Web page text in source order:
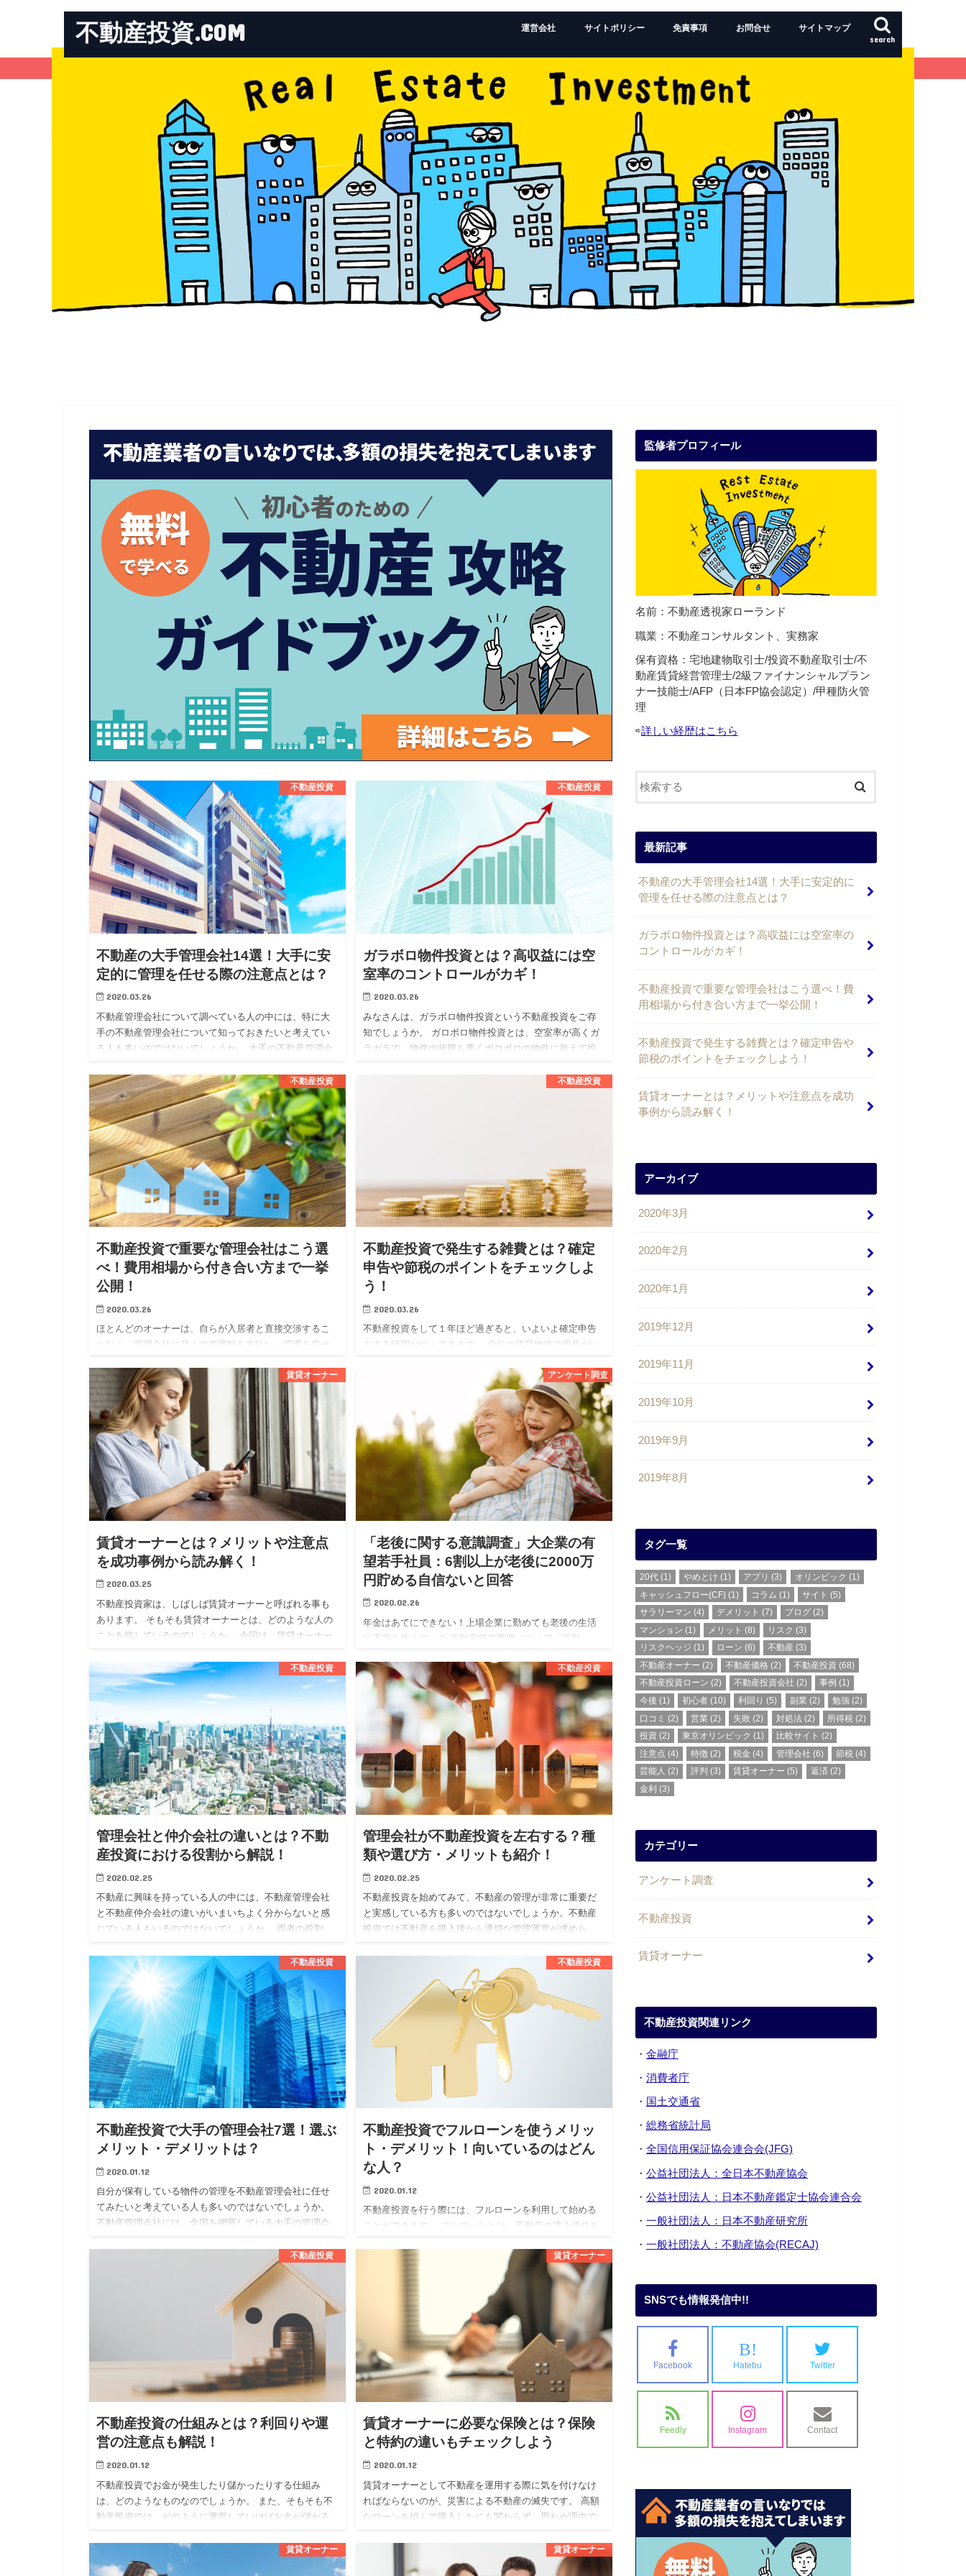
不動産投資.COM search
運営会社 サイトポリシー 免責事項 お問合せ サイトマップ
不動産投資
不動産の大手管理会社14選！大手に安
定的に管理を任せる際の注意点とは？
2020.03.26
不動産管理会社について調べている人の中には、特に大
手の不動産管理会社について知っておきたいと考えてい
る人も多いのではないでしょうか。 大手の不動産管理会
ービスを期待する事…
不動産投資
ガラボロ物件投資とは？高収益には空
室率のコントロールがカギ！
2020.03.26
みなさんは、ガラボロ物件投資という不動産投資をご存
知でしょうか。 ガロボロ物件投資とは、空室率が高くガ
ラガラで、物件の状態も悪くボロボロの物件に敢えて投
不動産投資
不動産投資で重要な管理会社はこう選
べ！費用相場から付き合い方まで一挙
公開！
2020.03.26
ほとんどのオーナーは、自らが入居者と直接交渉するこ
となく、管理会社に月々の管理料を支払い、管理を任せ
とで専門家に任せられる安心感が得られ、賃貸経営にか
かる勉強や労力を軽…
不動産投資
不動産投資で発生する雑費とは？確定
申告や節税のポイントをチェックしよ
う！
2020.03.26
不動産投資をして１年ほど過ぎると、いよいよ確定申告
をする時期がやってきます。 自分の賃貸物件で収益がい
か、初めての場合は特に分からないこともあるかと思い
賃貸オーナー
賃貸オーナーとは？メリットや注意点
を成功事例から読み解く！
2020.03.25
不動産投資家は、しばしば賃貸オーナーと呼ばれる事も
あります。 そもそも賃貸オーナーとは、どのような人の
ことを指しているのでしょうか。 今回は、賃貸オーナー
ます。 賃貸オー…
アンケート調査
「老後に関する意識調査」大企業の有
望若手社員：6割以上が老後に2000万
円貯める自信ないと回答
2020.02.26
年金はあてにできない！上場企業に勤めても老後の生活
に不安を抱えている 不動産投資専門メディア「不動
藤 剛、本社：東京都渋谷区）は、上場企業勤続3年目以
上の20代男…
不動産投資
管理会社と仲介会社の違いとは？不動
産投資における役割から解説！
2020.02.25
不動産に興味を持っている人の中には、不動産管理会社
と不動産仲介会社の違いがいまいちよく分からないと感
じている人もいるのではないでしょうか。 両者の役割
す。 今回は、そんな不…
不動産投資
管理会社が不動産投資を左右する？種
類や選び方・メリットも紹介！
2020.02.25
不動産投資を始めてみて、不動産の管理が非常に重要だ
と実感している方も多いのではないでしょうか。不動産
投資では不動産を購入後から適切な管理運営が求めら
不動産投資
不動産投資で大手の管理会社7選！選ぶ
メリット・デメリットは？
2020.01.12
自分が保有している物件の管理を不動産管理会社に任せ
てみたいと考えている人も多いのではないでしょうか。
不動産管理会社には、全国を網羅している大手の管理会
不動産投資
不動産投資でフルローンを使うメリッ
ト・デメリット！向いているのはどん
な人？
2020.01.12
不動産投資を行う際には、フルローンを利用して始める
ことができます。 フルローンとは、不動産の購入価格を
ものです。 不動産投資を始めたい人の中には、フルロー
不動産投資
不動産投資の仕組みとは？利回りや運
営の注意点も解説！
2020.01.12
不動産投資でお金が発生したり儲かったりする仕組み
は、どのようなものなのでしょうか。 また、そもそも不
動産投資では、どのように運営していけばお金が儲かる
賃貸オーナー
賃貸オーナーに必要な保険とは？保険
と特約の違いもチェックしよう
2020.01.12
賃貸オーナーとして不動産を運用する際に気を付けなけ
ればならないのが、災害による不動産の滅失です。 高額
なローンを組んで購入したにも関わらず、思わぬ理由で
賃貸オーナー 賃貸オーナー
監修者プロフィール
名前：不動産透視家ローランド
職業：不動産コンサルタント、実務家
保有資格：宅地建物取引士/投資不動産取引士/不
動産賃貸経営管理士/2級ファイナンシャルプラン
ナー技能士/AFP（日本FP協会認定）/甲種防火管
理
⇨詳しい経歴はこちら
最新記事
不動産の大手管理会社14選！大手に安定的に
管理を任せる際の注意点とは？
ガラボロ物件投資とは？高収益には空室率の
コントロールがカギ！
不動産投資で重要な管理会社はこう選べ！費
用相場から付き合い方まで一挙公開！
不動産投資で発生する雑費とは？確定申告や
節税のポイントをチェックしよう！
賃貸オーナーとは？メリットや注意点を成功
事例から読み解く！
アーカイブ
2020年3月
2020年2月
2020年1月
2019年12月
2019年11月
2019年10月
2019年9月
2019年8月
タグ一覧
20代 (1) やめとけ (1) アプリ (3) オリンピック (1)
キャッシュフロー(CF) (1) コラム (1) サイト (5)
サラリーマン (4) デメリット (7) ブログ (2)
マンション (1) メリット (8) リスク (3)
リスクヘッジ (1) ローン (6) 不動産 (3)
不動産オーナー (2) 不動産価格 (2) 不動産投資 (68)
不動産投資ローン (2) 不動産投資会社 (2) 事例 (1)
今後 (1) 初心者 (10) 利回り (5) 副業 (2) 勉強 (2)
口コミ (2) 営業 (2) 失敗 (2) 対処法 (2) 所得税 (2)
投資 (2) 東京オリンピック (1) 比較サイト (2)
注意点 (4) 特徴 (2) 税金 (4) 管理会社 (6) 節税 (4)
芸能人 (2) 評判 (3) 賃貸オーナー (5) 返済 (2)
金利 (3)
カテゴリー
アンケート調査
不動産投資
賃貸オーナー
不動産投資関連リンク
・ 金融庁
・ 消費者庁
・ 国土交通省
・ 総務省統計局
・ 全国信用保証協会連合会(JFG)
・ 公益社団法人：全日本不動産協会
・ 公益社団法人：日本不動産鑑定士協会連合会
・ 一般社団法人：日本不動産研究所
・ 一般社団法人：不動産協会(RECAJ)
SNSでも情報発信中!!
Facebook
B!
Hatebu Twitter
Feedly Instagram Contact